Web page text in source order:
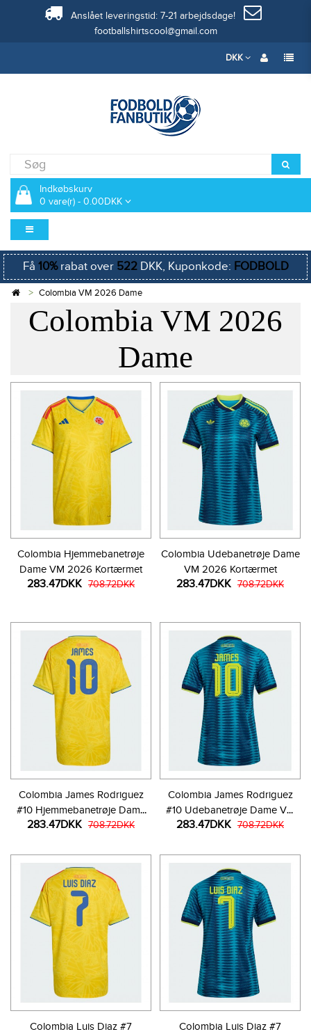
Anslået leveringstid: 7-21 arbejdsdage!
footballshirtscool@gmail.com
DKK
Indkøbskurv
0 vare(r) - 0.00DKK
Få 10%rabat over 522DKK, Kuponkode: FODBOLD
Colombia VM 2026 Dame
Colombia VM 2026
Dame
Colombia Hjemmebanetrøje
Dame VM 2026 Kortærmet
283.47DKK 708.72DKK
Colombia Udebanetrøje Dame
VM 2026 Kortærmet
283.47DKK 708.72DKK
Colombia James Rodriguez
#10 Hjemmebanetrøje Dame
VM 2026 Kortærmet
283.47DKK 708.72DKK
Colombia James Rodriguez
#10 Udebanetrøje Dame VM
2026 Kortærmet
283.47DKK 708.72DKK
Colombia Luis Diaz #7
Colombia Luis Diaz #7